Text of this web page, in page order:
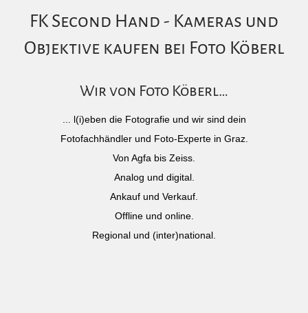
FK Second Hand - Kameras und
Objektive kaufen bei Foto Köberl
Wir von Foto Köberl…
... l(i)eben die Fotografie und wir sind dein
Fotofachhändler und Foto-Experte in Graz.
Von Agfa bis Zeiss.
Analog und digital.
Ankauf und Verkauf.
Offline und online.
Regional und (inter)national.